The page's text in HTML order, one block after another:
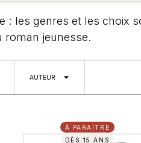
les genres et les choix
roman jeunesse.
AUTEUR arrow_drop_down
À PARAÎTRE
DÈS 15 ANS